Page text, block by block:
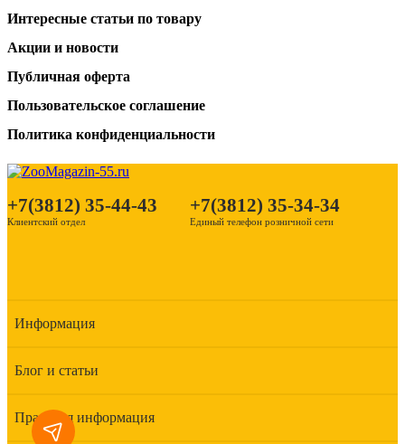
Интересные статьи по товару
Акции и новости
Публичная оферта
Пользовательское соглашение
Политика конфиденциальности
Информация
Блог и статьи
Правовая информация
+7(3812) 35-44-43
Клиентский отдел
+7(3812) 35-34-34
Единый телефон розничной сети